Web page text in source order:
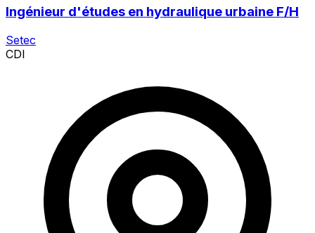
Ingénieur d'études en hydraulique urbaine F/H
Setec
CDI